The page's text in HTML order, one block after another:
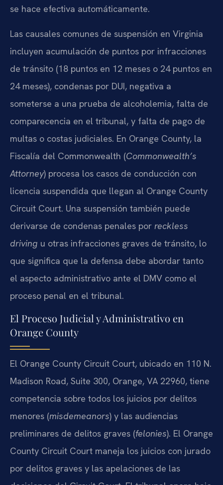
se hace efectiva automáticamente.
Las causales comunes de suspensión en Virginia
incluyen acumulación de puntos por infracciones
de tránsito (18 puntos en 12 meses o 24 puntos en
24 meses), condenas por DUI, negativa a
someterse a una prueba de alcoholemia, falta de
comparecencia en el tribunal, y falta de pago de
multas o costas judiciales. En Orange County, la
Fiscalía del Commonwealth (Commonwealth’s
Attorney) procesa los casos de conducción con
licencia suspendida que llegan al Orange County
Circuit Court. Una suspensión también puede
derivarse de condenas penales por reckless
driving u otras infracciones graves de tránsito, lo
que significa que la defensa debe abordar tanto
el aspecto administrativo ante el DMV como el
proceso penal en el tribunal.
El Proceso Judicial y Administrativo en
Orange County
El Orange County Circuit Court, ubicado en 110 N.
Madison Road, Suite 300, Orange, VA 22960, tiene
competencia sobre todos los juicios por delitos
menores (misdemeanors) y las audiencias
preliminares de delitos graves (felonies). El Orange
County Circuit Court maneja los juicios con jurado
por delitos graves y las apelaciones de las